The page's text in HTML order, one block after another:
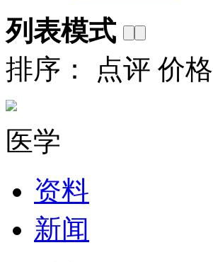
列表模式
排序：
点评 价格
医学
资料
新闻